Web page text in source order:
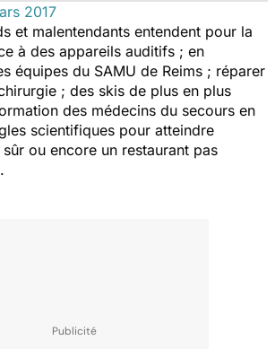
2017
et malentendants entendent pour la
à des appareils auditifs ; en
équipes du SAMU de Reims ; réparer
; des skis de plus en plus
des médecins du secours en
scientifiques pour atteindre
ou encore un restaurant pas